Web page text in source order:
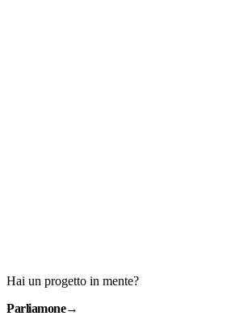
Hai un progetto in mente?
Parliamone→